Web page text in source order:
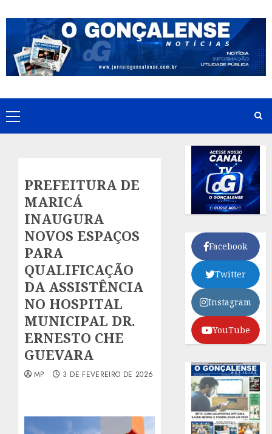
to
content
Primary
Menu
PREFEITURA DE
MARICÁ
INAUGURA
NOVOS ESPAÇOS
PARA
QUALIFICAÇÃO
DA ASSISTÊNCIA
NO HOSPITAL
MUNICIPAL DR.
ERNESTO CHE
GUEVARA
MP 3 DE FEVEREIRO DE 2026
Facebook
Twitter
Instagram
YouTube